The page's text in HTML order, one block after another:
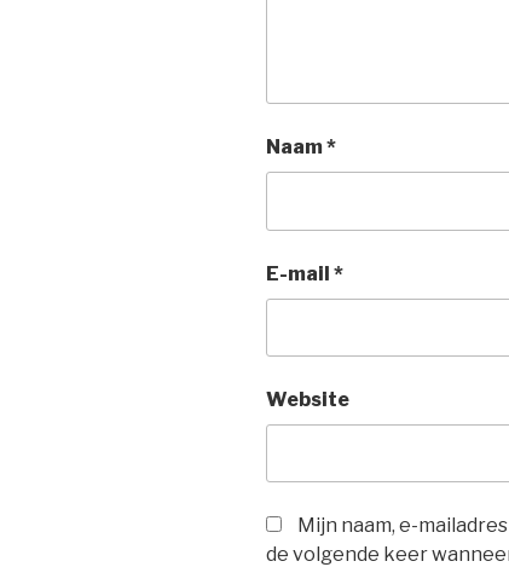
Naam*
E-mail *
Website
Mijn naam, e-
de volgende keer